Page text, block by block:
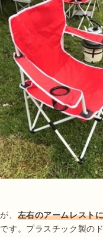
、 左右のアームレスト
です。プラスチック製の